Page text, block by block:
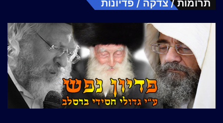
תרומות / צדקה / פדיונות